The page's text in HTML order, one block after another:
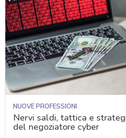
NUOVE PROFESSIONI
Nervi saldi, tattica e
del negoziatore cyber